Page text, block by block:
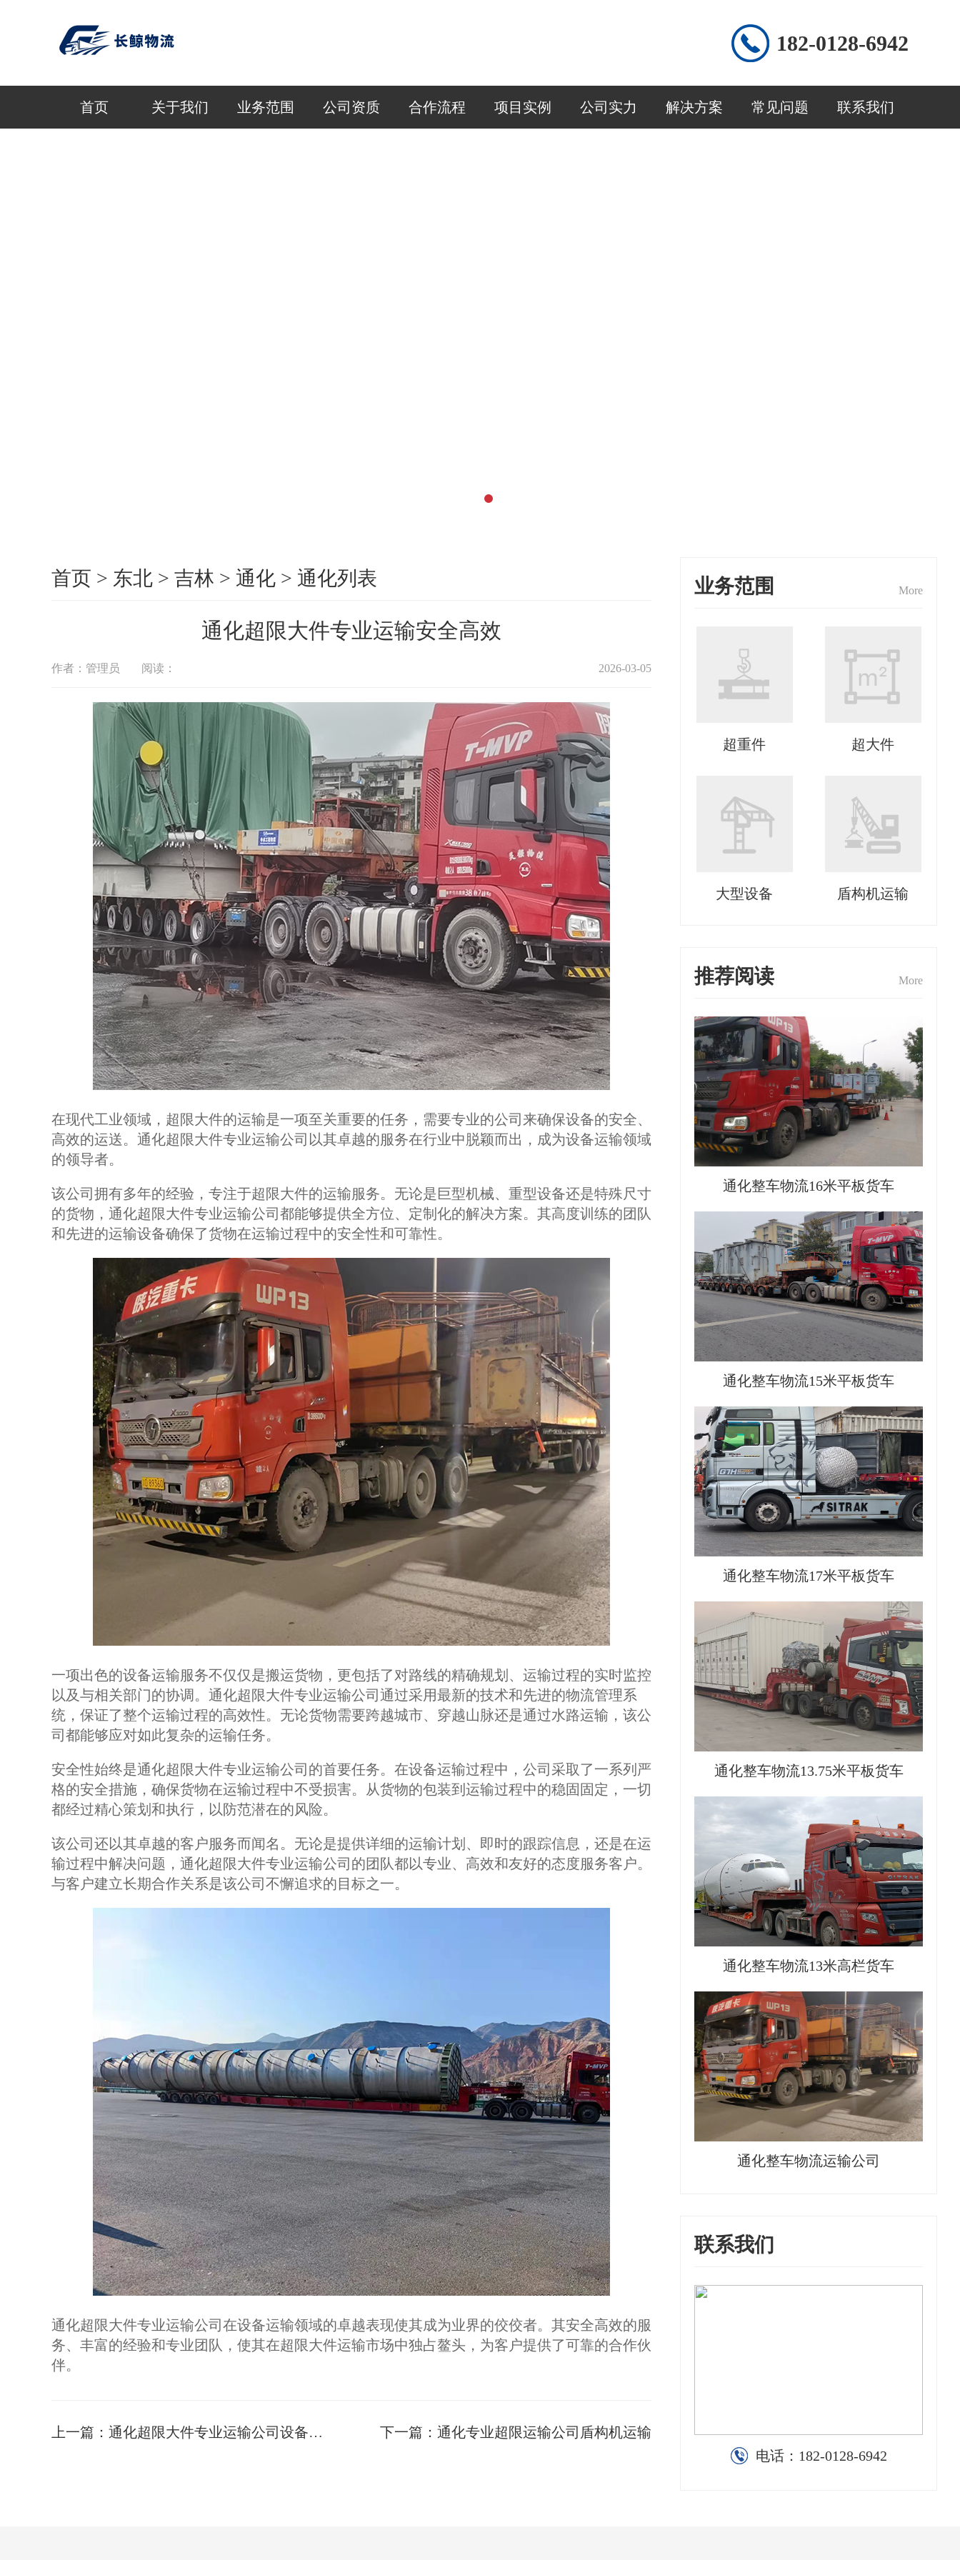
182-0128-6942
首页 关于我们 业务范围 公司资质 合作流程 项目实例 公司实力 解决方案 常见问题 联系我们
首页 > 东北 > 吉林 > 通化 > 通化列表
通化超限大件专业运输安全高效
作者：管理员 阅读： 2026-03-05
在现代工业领域，超限大件的运输是一项至关重要的任务，需要专业的公司来确保设备的安全、
高效的运送。通化超限大件专业运输公司以其卓越的服务在行业中脱颖而出，成为设备运输领域
的领导者。
该公司拥有多年的经验，专注于超限大件的运输服务。无论是巨型机械、重型设备还是特殊尺寸
的货物，通化超限大件专业运输公司都能够提供全方位、定制化的解决方案。其高度训练的团队
和先进的运输设备确保了货物在运输过程中的安全性和可靠性。
一项出色的设备运输服务不仅仅是搬运货物，更包括了对路线的精确规划、运输过程的实时监控
以及与相关部门的协调。通化超限大件专业运输公司通过采用最新的技术和先进的物流管理系
统，保证了整个运输过程的高效性。无论货物需要跨越城市、穿越山脉还是通过水路运输，该公
司都能够应对如此复杂的运输任务。
安全性始终是通化超限大件专业运输公司的首要任务。在设备运输过程中，公司采取了一系列严
格的安全措施，确保货物在运输过程中不受损害。从货物的包装到运输过程中的稳固固定，一切
都经过精心策划和执行，以防范潜在的风险。
该公司还以其卓越的客户服务而闻名。无论是提供详细的运输计划、即时的跟踪信息，还是在运
输过程中解决问题，通化超限大件专业运输公司的团队都以专业、高效和友好的态度服务客户。
与客户建立长期合作关系是该公司不懈追求的目标之一。
通化超限大件专业运输公司在设备运输领域的卓越表现使其成为业界的佼佼者。其安全高效的服
务、丰富的经验和专业团队，使其在超限大件运输市场中独占鳌头，为客户提供了可靠的合作伙
伴。
上一篇： 通化超限大件专业运输公司设备运输 下一篇： 通化专业超限运输公司盾构机运输
业务范围 More
超重件 超大件
大型设备 盾构机运输
推荐阅读 More
通化整车物流16米平板货车
通化整车物流15米平板货车
通化整车物流17米平板货车
通化整车物流13.75米平板货车
通化整车物流13米高栏货车
通化整车物流运输公司
联系我们
电话： 182-0128-6942